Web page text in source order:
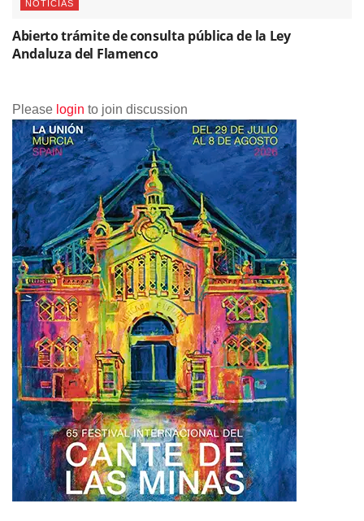
NOTICIAS
Abierto trámite de consulta pública de la Ley
Andaluza del Flamenco
Please login to join discussion